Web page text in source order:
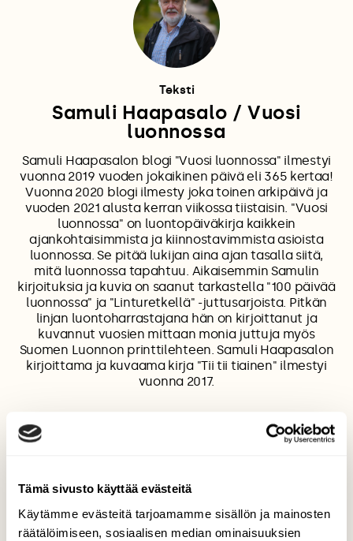
Tämä sivusto käyttää evästeitä
Käytämme evästeitä tarjoamamme sisällön ja mainosten
räätälöimiseen, sosiaalisen median ominaisuuksien
Teksti
Samuli Haapasalo / Vuosi
luonnossa
Samuli Haapasalon blogi "Vuosi luonnossa" ilmestyi
vuonna 2019 vuoden jokaikinen päivä eli 365 kertaa!
Vuonna 2020 blogi ilmesty joka toinen arkipäivä ja
vuoden 2021 alusta kerran viikossa tiistaisin. "Vuosi
luonnossa" on luontopäiväkirja kaikkein
ajankohtaisimmista ja kiinnostavimmista asioista
luonnossa. Se pitää lukijan aina ajan tasalla siitä,
mitä luonnossa tapahtuu. Aikaisemmin Samulin
kirjoituksia ja kuvia on saanut tarkastella "100 päivää
luonnossa" ja "Linturetkellä" -juttusarjoista. Pitkän
linjan luontoharrastajana hän on kirjoittanut ja
kuvannut vuosien mittaan monia juttuja myös
Suomen Luonnon printtilehteen. Samuli Haapasalon
kirjoittama ja kuvaama kirja "Tii tii tiainen" ilmestyi
vuonna 2017.
LUIKA
LUIKKO
VUOSI LUONNOSSA